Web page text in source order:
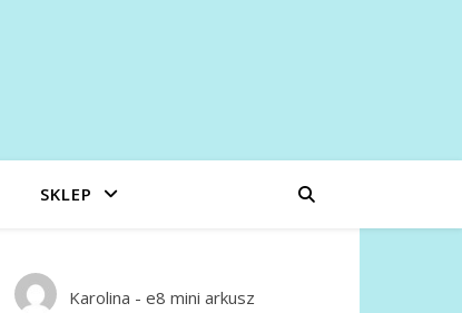
SKLEP
Karolina - e8 mini arkusz